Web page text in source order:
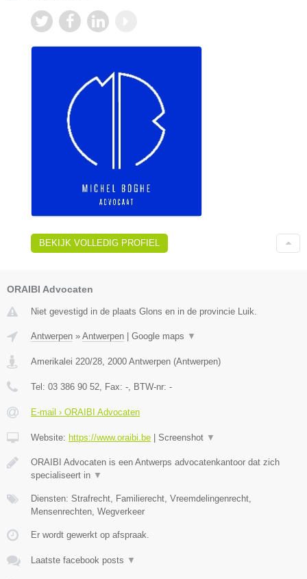
BEKIJK VOLLEDIG PROFIEL
ORAIBI Advocaten
Niet gevestigd in de plaats Glons en in de provincie Luik.
Antwerpen » Antwerpen | Google maps ▼
Amerikalei 220/28 2000 Antwerpen (Antwerpen)
Tel: 03 386 90 52 , Fax: - , BTW-nr: -
E-mail › ORAIBI Advocaten
Website: https://www.oraibi.be | Screenshot ▼
ORAIBI Advocaten is een Antwerps advocatenkantoor dat zich
specialiseert in ▼
Diensten: Strafrecht, Familierecht, Vreemdelingenrecht,
Mensenrechten, Wegverkeer
Er wordt gewerkt op afspraak.
Laatste facebook posts ▼